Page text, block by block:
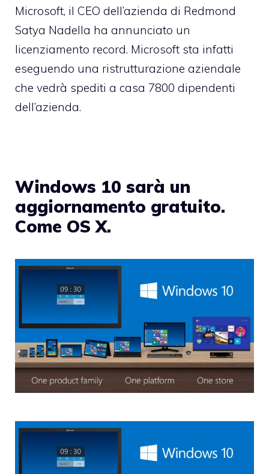
Microsoft, il CEO dell’azienda di Redmond
Satya Nadella ha annunciato un
licenziamento record. Microsoft sta infatti
eseguendo una ristrutturazione aziendale
che vedrà spediti a casa 7800 dipendenti
dell’azienda.
Windows 10 sarà un
aggiornamento gratuito.
Come OS X.